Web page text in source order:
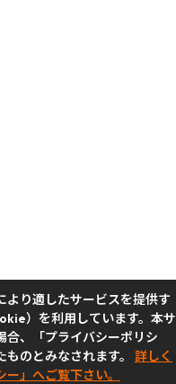
より適したサービスを提供す
）を利用しています。本サ
合、「プライバシーポリシ
のとみなされます。 詳しく
」へご覧下さい。